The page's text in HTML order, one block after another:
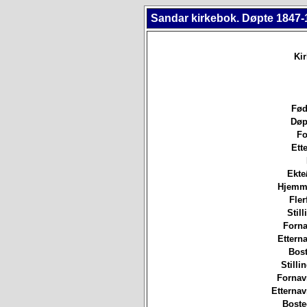
Sandar kirkebok. Døpte 1847-